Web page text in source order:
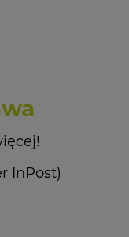
InPost)